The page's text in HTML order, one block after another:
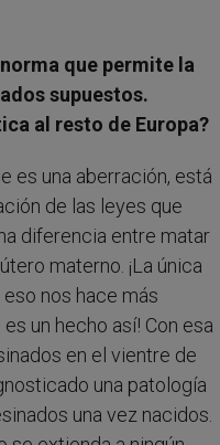
que permite la
supuestos.
al resto de Europa?
es una aberración, está
de las leyes que
diferencia entre matar
materno. ¡La única
nos hace más
un hecho así! Con esa
en el vientre de
una patología
una vez nacidos.